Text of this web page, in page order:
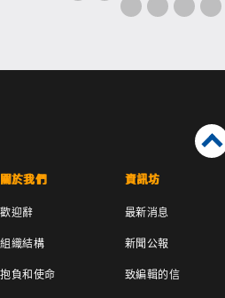
關於我們
歡迎辭
組織結構
抱負和使命
資訊坊
最新消息
新聞公報
致編輯的信